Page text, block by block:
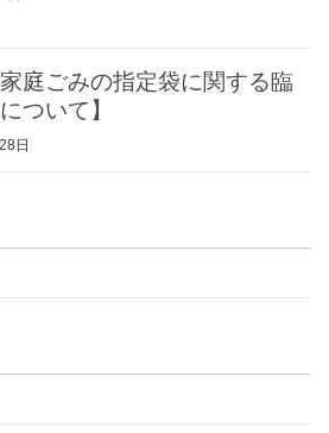
庭ごみの指定袋に関する臨
ついて】
日